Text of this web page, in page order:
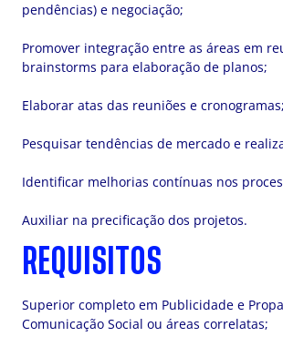
pendências) e negociação;
Promover integração entre as áreas em
brainstorms para elaboração de planos;
Elaborar atas das reuniões e cronogramas;
Pesquisar tendências de mercado e
Identificar melhorias contínuas nos
Auxiliar na precificação dos projetos.
REQUISITOS
Superior completo em Publicidade e
Comunicação Social ou áreas correlatas;